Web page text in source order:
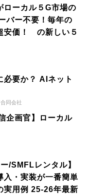
ローカル５G市場の
バー不要！毎年の
安価！ の新しい５
必要か？ AIネット
同会社
企画官】ローカル
/SMFLレンタル】
・実装が一番簡単
実用例 25-26年最新